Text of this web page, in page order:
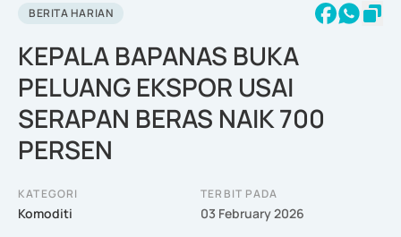
BERITA HARIAN
KEPALA BAPANAS BUKA
PELUANG EKSPOR USAI
SERAPAN BERAS NAIK 700
PERSEN
KATEGORI
Komoditi
TERBIT PADA
03 February 2026